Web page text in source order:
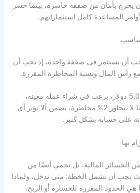
50 نقطة أن يخرج بأمان من صفقة خاسرة، بينما خسر
المساعدة كامل استثماراتهم.
أن يستثمر في صفقة واحدة، إذ يجب أن
رأس المال ونسبة المخاطرة المقررة.
مثال: متداول يملك 5,000 دولار، يرغب في شراء عملة معينة،
بتحديد حجم الصفقة بما لا يتجاوز 2% مخاطرة، يضمن ألا تؤثر أي
على حسابه بشكل كبير.
بها
المالية، بل تحمي أيضًا من
يجب أن تشمل الخطة: متى تدخل، ولماذا
الحدود المقررة للخسارة أو الربح.